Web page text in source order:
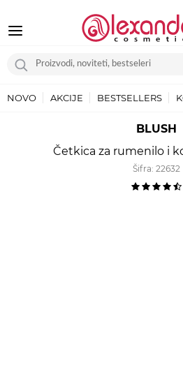
NOVO AKCIJE BESTSELLERS
BLUSH
Četkica za rumenilo i
Šifra: 22632